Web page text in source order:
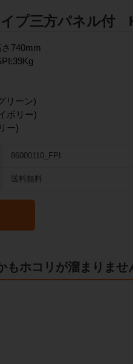
プ三方パネル付
740mm
リーン)
ボリー)
ー)
86000110_FPI
送料無料
ホコリが溜まりませ